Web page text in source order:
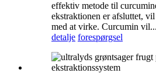
effektiv metode til
ekstraktionen er afsluttet,
med at virke. Curcumin vil...
detalje forespørgsel